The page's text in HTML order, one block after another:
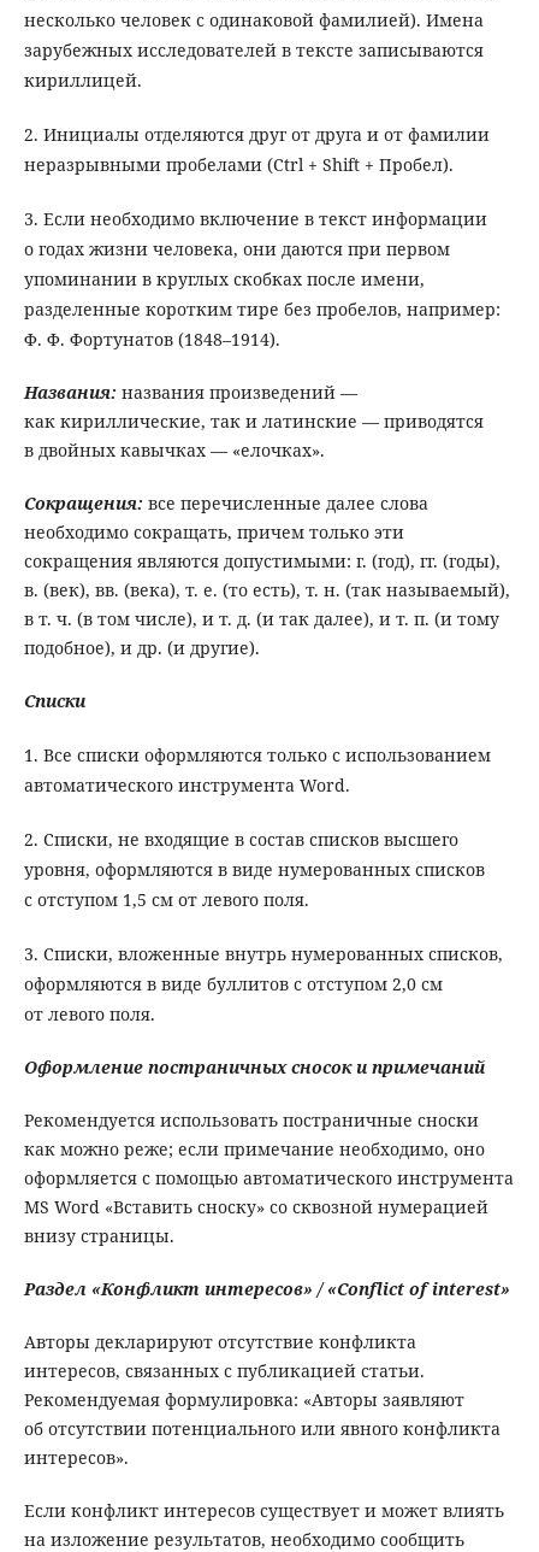
несколько человек с одинаковой фамилией). Имена
зарубежных исследователей в тексте записываются
кириллицей.
2. Инициалы отделяются друг от друга и от фамилии
неразрывными пробелами (Ctrl + Shift + Пробел).
3. Если необходимо включение в текст информации
о годах жизни человека, они даются при первом
упоминании в круглых скобках после имени,
разделенные коротким тире без пробелов, например:
Ф. Ф. Фортунатов (1848–1914).
Названия: названия произведений —
как кириллические, так и латинские — приводятся
в двойных кавычках — «елочках».
Сокращения: все перечисленные далее слова
необходимо сокращать, причем только эти
сокращения являются допустимыми: г. (год), гг. (годы),
в. (век), вв. (века), т. е. (то есть), т. н. (так называемый),
в т. ч. (в том числе), и т. д. (и так далее), и т. п. (и тому
подобное), и др. (и другие).
Списки
1. Все списки оформляются только с использованием
автоматического инструмента Word.
2. Списки, не входящие в состав списков высшего
уровня, оформляются в виде нумерованных списков
с отступом 1,5 см от левого поля.
3. Списки, вложенные внутрь нумерованных списков,
оформляются в виде буллитов с отступом 2,0 см
от левого поля.
Оформление постраничных сносок и примечаний
Рекомендуется использовать постраничные сноски
как можно реже; если примечание необходимо, оно
оформляется с помощью автоматического инструмента
MS Word «Вставить сноску» со сквозной нумерацией
внизу страницы.
Раздел «Конфликт интересов» / «Conflict of interest»
Авторы декларируют отсутствие конфликта
интересов, связанных с публикацией статьи.
Рекомендуемая формулировка: «Авторы заявляют
об отсутствии потенциального или явного конфликта
интересов».
Если конфликт интересов существует и может влиять
на изложение результатов, необходимо сообщить